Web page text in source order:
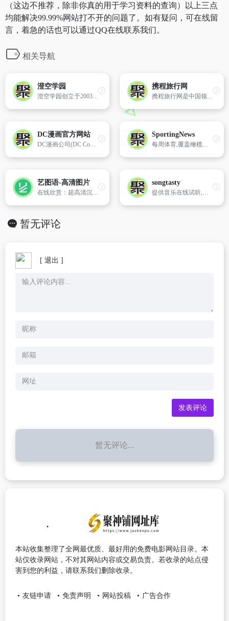
（这边不推荐，除非你真的用于学习资料的查询）以上三点
均能解决99.99%网站打不开的问题了。如有疑问，可在线留
言，着急的话也可以通过QQ在线联系我们。
相关导航
澄空学园
澄空学园创立于2003年的夏末,创建之初只是一个小小的秋之回忆（Memories Off）专题论坛,经过不断的进化和演变已经由一个主题单一的论坛转变成为综合性GALGAME论坛。
携程旅行网
携程旅行网是中国领先的在线旅行服务公司，向超过9000万会员提供酒店预订、酒店点评及特价酒店查询、机票预订、飞机票查询、时刻表、票价查询、航班查询、度假预订、商旅管理、为您的出行提供全方位旅行服务。
DC漫画官方网站
DC漫画公司(DC Comics)是与美国漫威漫画公司齐名的漫画巨头,创建于1934年,旗下拥有超人、蝙蝠侠、神奇女侠、闪电侠、绿灯侠、绿箭等超级英雄和正义联盟、少年泰坦等超级英雄团队。
SportingNews
每周体育,覆盖橄榄球、棒球、曲棍球、篮球等。
艺图语-高清图片
在线欣赏：超高清沉浸式体验。并提供无损原图网盘下载。
songtasty
提供音乐在线试听,上传,下载高音质音乐,同时包括音乐,视频,日志,社区等等功能。SongTasty是一个轻社交,在线音乐播放下载工具。这里可以进行对音乐的友好交流,所有音乐都是由会员个性推荐分享,保证了音乐的品质。
暂无评论
[ 退出 ]
暂无评论...
本站收集整理了全网最优质、最好用的免费电影网站目录。本
站仅收录网站，不对其网站内容或交易负责。若收录的站点侵
害到您的利益，请联系我们删除收录。
友链申请 免责声明 网站投稿 广告合作